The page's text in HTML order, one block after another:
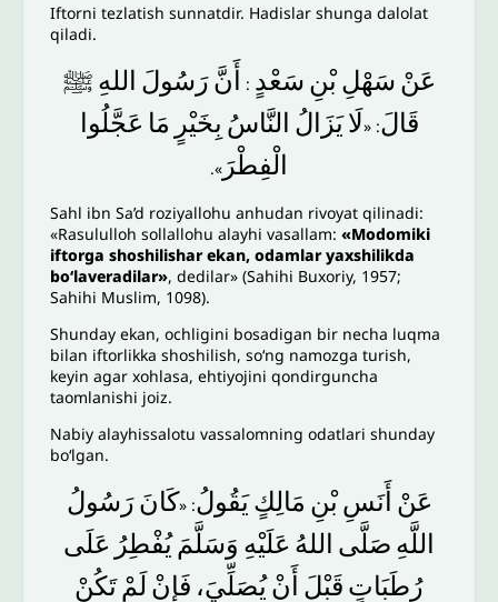
Iftorni tezlatish sunnatdir. Hadislar shunga dalolat
qiladi.
عَنْ سَهْلِ بْنِ سَعْدٍ : أَنَّ رَسُولَ اللهِ ﷺ
قَالَ: «لَا يَزَالُ النَّاسُ بِخَيْرٍ مَا عَجَّلُوا
الْفِطْرَ ».
Sahl ibn Sa’d roziyallohu anhudan rivoyat qilinadi:
«Rasululloh sollallohu alayhi vasallam:«Modomiki
iftorga shoshilishar ekan, odamlar yaxshilikda
bo‘laveradilar», dedilar» (Sahihi Buxoriy, 1957;
Sahihi Muslim, 1098).
Shunday ekan, ochligini bosadigan bir necha luqma
bilan iftorlikka shoshilish, so‘ng namozga turish,
keyin agar xohlasa, ehtiyojini qondirguncha
taomlanishi joiz.
Nabiy alayhissalotu vassalomning odatlari shunday
boʻlgan.
عَنْ أَنَسِ بْنِ مَالِكٍ يَقُولُ: «كَانَ رَسُولُ
اللَّهِ صَلَّى اللهُ عَلَيْهِ وَسَلَّمَ يُفْطِرُ عَلَى
رُطَبَاتٍ قَبْلَ أَنْيُصَلِّيَ، فَإِنْ لَمْ تَكُنْ